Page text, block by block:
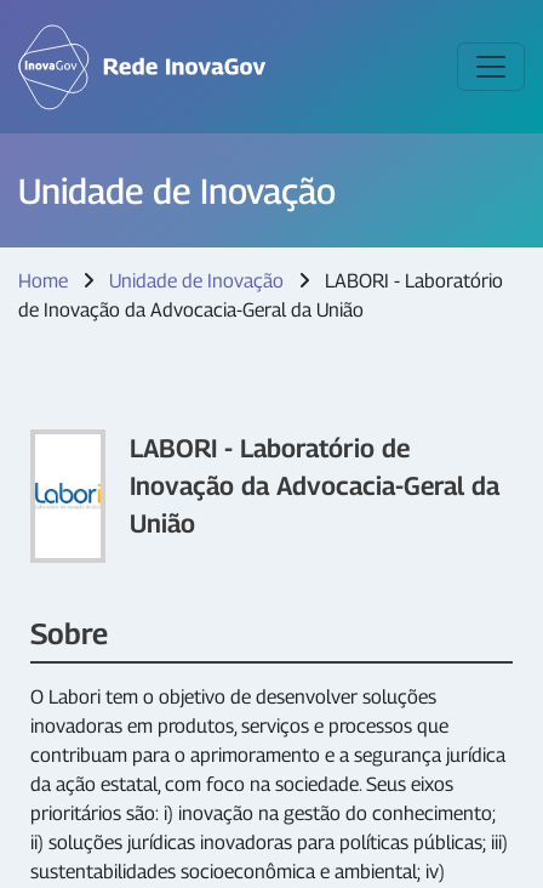
Unidade de Inovação
Home Unidade de Inovação
LABORI - Laboratório
de Inovação da Advocacia-Geral da União
LABORI - Laboratório de
Inovação da Advocacia-Geral da
União
Sobre
O Labori tem o objetivo de desenvolver soluções
inovadoras em produtos, serviços e processos que
contribuam para o aprimoramento e a segurança jurídica
da ação estatal, com foco na sociedade. Seus eixos
prioritários são: i) inovação na gestão do conhecimento;
ii) soluções jurídicas inovadoras para políticas públicas; iii)
sustentabilidades socioeconômica e ambiental; iv)